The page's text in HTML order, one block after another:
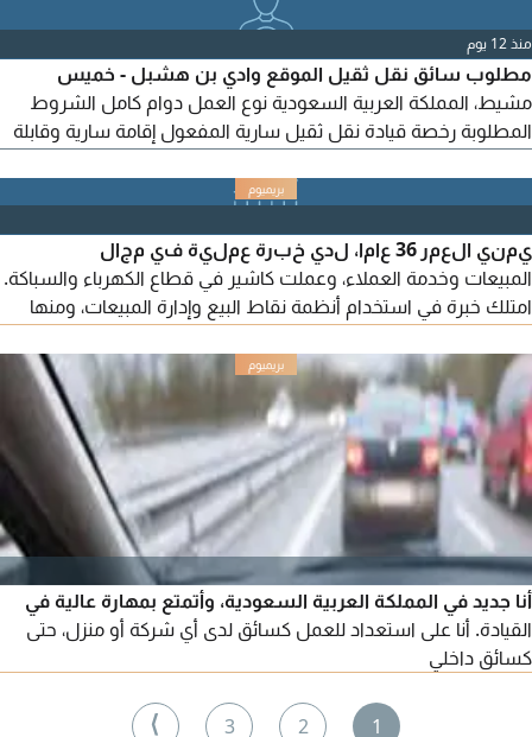
ويوجد حوافز وعشاء جماعي كل جمعه ويكون متمكن في سواقة
الدباب أو الموتوسيكل التوظيف فورا وعاجل لمن يرغب
منذ 12 يوم
مطلوب سائق نقل ثقيل الموقع وادي بن هشبل - خميس
مشيط، المملكة العربية السعودية نوع العمل دوام كامل الشروط
المطلوبة رخصة قيادة نقل ثقيل سارية المفعول إقامة سارية وقابلة
راتب مجزي بدل قيادة إكراميات ومكافآت على المشاوير توفر نقل
التواصل عبر الاتصال أو الواتساب على الرقم التالي
يمني العمر 36 عاما، لدي خبرة عملية في مجال
المبيعات وخدمة العملاء، وعملت كاشير في قطاع الكهرباء والسباكة.
امتلك خبرة في استخدام أنظمة نقاط البيع وإدارة المبيعات، ومنها
نظام ASAS ونظام SMACC، مع القدرة على اصدار الفواتير، واستقبال
المدفوعات، وإدارة العمليات اليومية بدقة. أتميز بحسن التعامل مع
العملاء، والالتزام بالعمل، وسرعة التعلم، والعمل بروح الفريق، والقدرة
على تحمل ضغط العمل
أنا جديد في المملكة العربية السعودية، وأتمتع بمهارة عالية في
القيادة. أنا على استعداد للعمل كسائق لدى أي شركة أو منزل، حتى
كسائق داخلي
1
2
3
⟩